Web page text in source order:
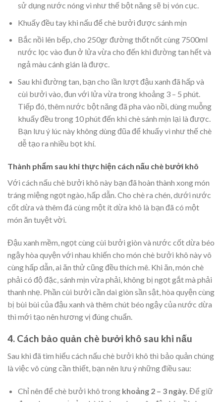
sử dụng nước nóng vì như thế bột năng sẽ bị vón cục.
Khuấy đều tay khi nấu để chè bưởi được sánh mịn
Bắc nồi lên bếp, cho 250gr đường thốt nốt cùng 7500ml
nước lọc vào đun ở lửa vừa cho đến khi đường tan hết và
ngả màu cánh gián là được.
Sau khi đường tan, bạn cho lần lượt đậu xanh đã hấp và
cùi bưởi vào, đun với lửa vừa trong khoảng 3 – 5 phút.
Tiếp đó, thêm nước bột năng đã pha vào nồi, dùng muỗng
khuấy đều trong 10 phút đến khi chè sánh mịn lại là được.
Bạn lưu ý lúc này không dùng đũa để khuấy vì như thế chè
dễ tạo ra nhiều bọt khí.
Thành phẩm sau khi thực hiện cách nấu chè bưởi khô
Với cách nấu chè bưởi khô này bạn đã hoàn thành xong món
tráng miệng ngọt ngào, hấp dẫn. Cho chè ra chén, dưới nước
cốt dừa và thêm đá cùng một ít dừa khô là bạn đã có một
món ăn tuyệt vời.
Đậu xanh mềm, ngọt cùng cùi bưởi giòn và nước cốt dừa béo
ngậy hòa quyện với nhau khiến cho món chè bưởi khô này vô
cùng hấp dẫn, ai ăn thử cũng đều thích mê. Khi ăn, món chè
phải có độ đặc, sánh mịn vừa phải, không bị ngọt gắt mà phải
thanh nhẹ. Phần cùi bưởi cần dai giòn sần sật, hòa quyện cùng
bị bùi bùi của đậu xanh và thêm chút béo ngậy của nước dừa
thì mới tạo nên hương vị đúng chuẩn.
4. Cách bảo quản chè bưởi khô sau khi nấu
Sau khi đã tìm hiểu cách nấu chè bưởi khô thì bảo quản chúng
là việc vô cùng cần thiết, bạn nên lưu ý những điều sau:
Chỉ nên để chè bưởi khô trong khoảng 2 – 3 ngày. Để giữ